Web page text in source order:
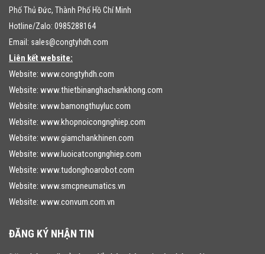
Phố Thủ Đức, Thành Phố Hồ Chí Minh
Hotline/Zalo: 0985288164
Email: sales@congtyhdh.com
Liên kết website:
Website: www.congtyhdh.com
Website: www.thietbinanghachankhong.com
Website: www.bamongthuyluc.com
Website: www.khopnoicongnghiep.com
Website: www.giamchankhinen.com
Website: www.luoicatcongnghiep.com
Website: www.tudonghoarobot.com
Website: www.smcpneumatics.vn
Website: www.convum.com.vn
ĐĂNG KÝ NHẬN TIN